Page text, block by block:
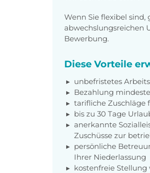
Wenn Sie flexibel
abwechslungsreichen
Bewerbung.
Diese Vorteile
unbefristetes
Bezahlung
tarifliche Zuschläge
bis zu 30 Tage
anerkannte
Zuschüsse zur
persönliche
Ihrer Niederlassung
kostenfreie